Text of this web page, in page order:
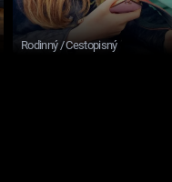
Rodinný / Cestopisný